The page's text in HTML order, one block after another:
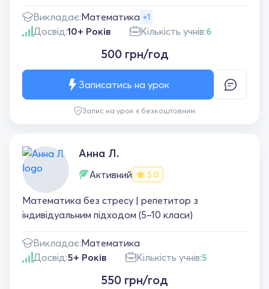
Викладає:Математика +1
Досвід:10+ Років Кількість учнів:6
500 грн/год
Запис на урок є безкоштовним
Записатись на урок
Анна Л.
Активний 5.0
Математика без стресу | репетитор з
індивідуальним підходом (5–10 класи)
Викладає:Математика
Досвід:5+ Років Кількість учнів:5
550 грн/год